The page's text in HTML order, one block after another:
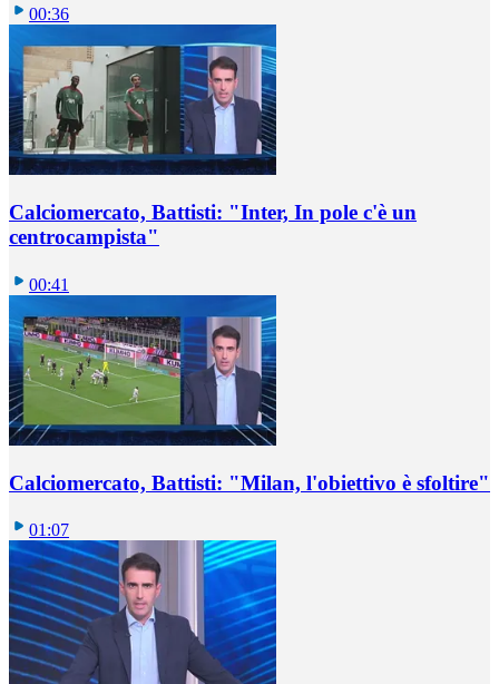
00:36
Calciomercato, Battisti: "Inter, In pole c'è un
centrocampista"
00:41
Calciomercato, Battisti: "Milan, l'obiettivo è sfoltire"
01:07